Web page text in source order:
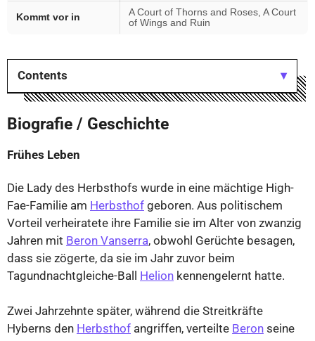
Kommt vor in
A Court of Thorns and Roses, A Court
of Wings and Ruin
Contents
Biografie / Geschichte
Frühes Leben
Die Lady des Herbsthofs wurde in eine mächtige High-
Fae-Familie am Herbsthof geboren. Aus politischem
Vorteil verheiratete ihre Familie sie im Alter von zwanzig
Jahren mit Beron Vanserra, obwohl Gerüchte besagen,
dass sie zögerte, da sie im Jahr zuvor beim
Tagundnachtgleiche-Ball Helion kennengelernt hatte.
Zwei Jahrzehnte später, während die Streitkräfte
Hyberns den Herbsthof angriffen, verteilte Beron seine